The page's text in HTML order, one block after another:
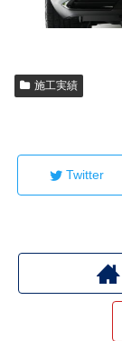
施工実績
Twitter